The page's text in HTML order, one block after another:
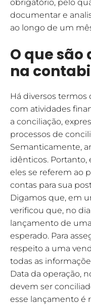
obrigatório, pelo
documentar e
ao longo de um
O que são
na
Há diversos
com atividades
a conciliação,
processos de
Semanticamente,
idênticos. Portanto,
eles se referem ao
contas para sua
Digamos que, em
verificou que, no
lançamento de
esperado. Para
respeito a uma
todas as
Data da operação,
devem ser
esse lançamento é